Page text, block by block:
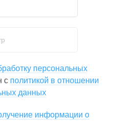
персональных
с политикой в отношении
данных
информации о